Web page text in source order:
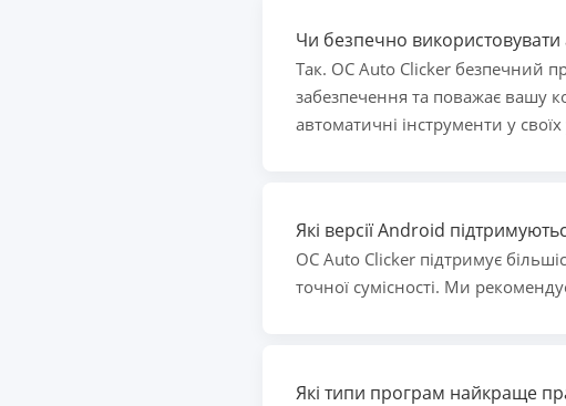
Чи безпечно
Так. OC Auto Clicker безпечний
забезпечення та поважає вашу
автоматичні інструменти у
Які версії Android
OC Auto Clicker підтримує
точної сумісності. Ми
Які типи програм найкраще